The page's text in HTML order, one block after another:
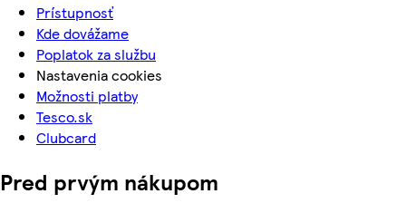
Prístupnosť
Kde dovážame
Poplatok za službu
Nastavenia cookies
Možnosti platby
Tesco.sk
Clubcard
Pred prvým nákupom